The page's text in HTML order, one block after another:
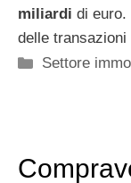
miliardi di
delle
Categorie
Settore